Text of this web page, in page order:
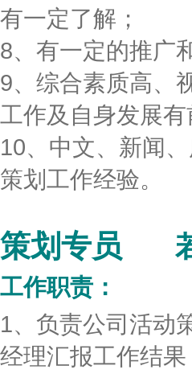
有一定了解；
8、有一定的推广
9、综合素质高、
工作及自身发展
10、中文、新闻
策划工作经验。
策划专员
工作职责：
1、负责公司活动
经理汇报工作结